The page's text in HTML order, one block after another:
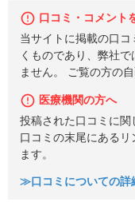
口コミ・コメント
当サイトに掲載の口
くものであり、弊社
ません。 ご覧の方の
医療機関の方へ
投稿された口コミに
口コミの末尾にある
ます。
≫口コミについての詳